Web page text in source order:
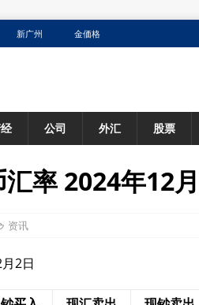
新广州 金価格
公司 外汇 股票
率 2024年12
资讯
2日